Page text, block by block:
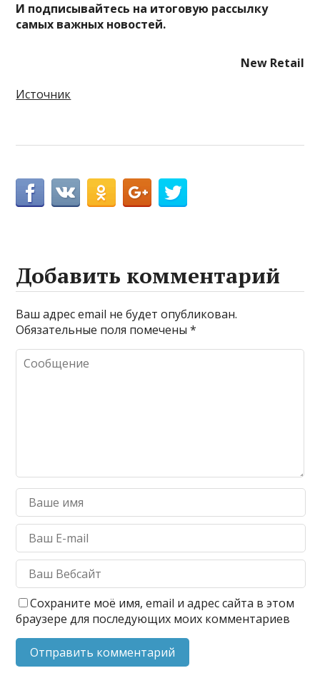
И подписывайтесь на итоговую рассылку
самых важных новостей.
New Retail
Источник
Добавить комментарий
Ваш адрес email не будет опубликован.
Обязательные поля помечены*
Сохраните моё имя, email и адрес сайта в этом
браузере для последующих моих комментариев